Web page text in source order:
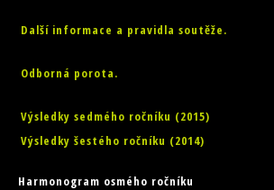
Další informace a pravidla soutěže.
Odborná porota.
Výsledky sedmého ročníku (2015)
Výsledky šestého ročníku (2014)
Harmonogram osmého ročníku